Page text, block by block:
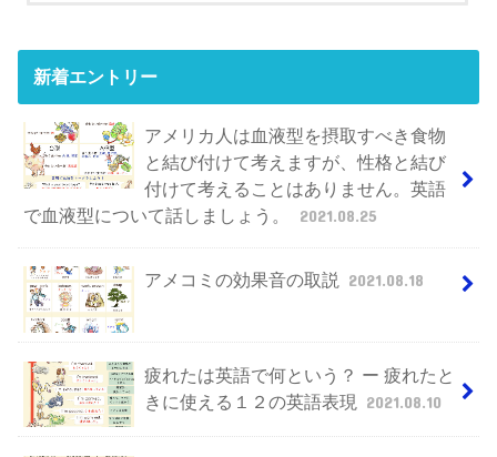
新着エントリー
アメリカ人は血液型を摂取すべき食物
と結び付けて考えますが、性格と結び
付けて考えることはありません。英語
で血液型について話しましょう。
2021.08.25
アメコミの効果音の取説 2021.08.18
疲れたは英語で何という？ ー 疲れたと
きに使える１２の英語表現
2021.08.10